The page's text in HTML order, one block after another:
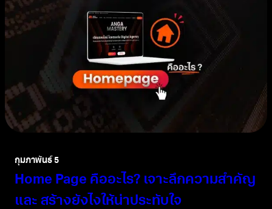
กุมภาพันธ์ 5
Home Page คืออะไร? เจาะลึกความสำคัญ
และ สร้างยังไงให้น่าประทับใจ